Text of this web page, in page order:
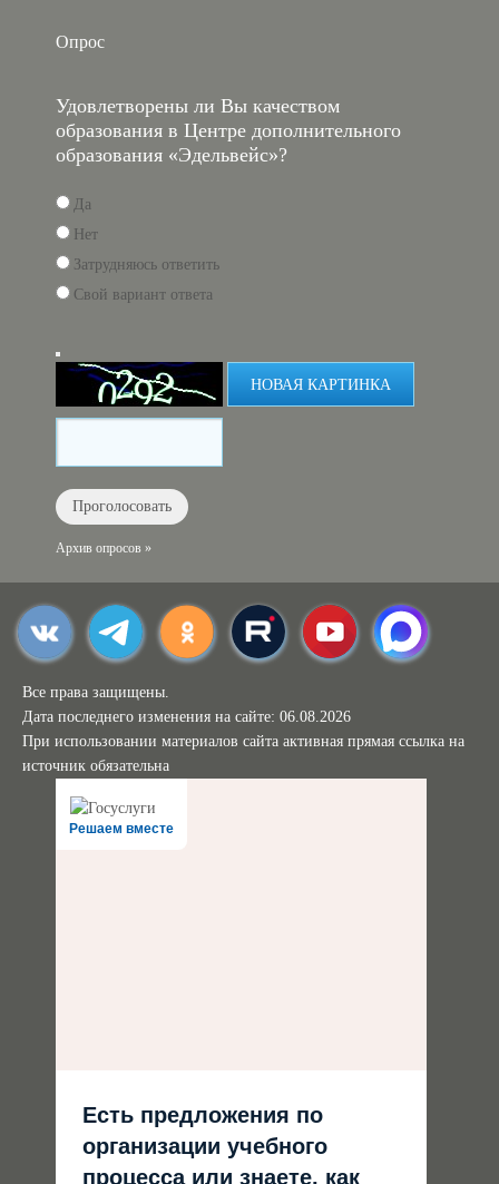
Опрос
Удовлетворены ли Вы качеством
образования в Центре дополнительного
образования «Эдельвейс»?
Да
Нет
Затрудняюсь ответить
Свой вариант ответа
НОВАЯ КАРТИНКА
Архив опросов »
Все права защищены.
Дата последнего изменения на сайте: 06.08.2026
При использовании материалов сайта активная прямая ссылка на
источник обязательна
Решаем вместе
Есть предложения по
организации учебного
процесса или знаете, как